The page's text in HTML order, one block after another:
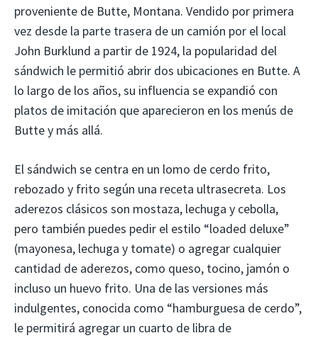
proveniente de Butte, Montana. Vendido por primera
vez desde la parte trasera de un camión por el local
John Burklund a partir de 1924, la popularidad del
sándwich le permitió abrir dos ubicaciones en Butte. A
lo largo de los años, su influencia se expandió con
platos de imitación que aparecieron en los menús de
Butte y más allá.
El sándwich se centra en un lomo de cerdo frito,
rebozado y frito según una receta ultrasecreta. Los
aderezos clásicos son mostaza, lechuga y cebolla,
pero también puedes pedir el estilo “loaded deluxe”
(mayonesa, lechuga y tomate) o agregar cualquier
cantidad de aderezos, como queso, tocino, jamón o
incluso un huevo frito. Una de las versiones más
indulgentes, conocida como “hamburguesa de cerdo”,
le permitirá agregar un cuarto de libra de